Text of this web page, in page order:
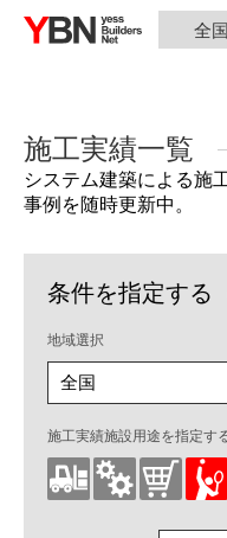
全
施工実績一覧
システム建築による施
事例を随時更新中。
条件を指定する
地域選択
施工実績施設用途を指定す